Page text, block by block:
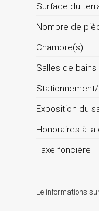
Surface du
Nombre de
Chambre(s)
Salles de
Exposition du
Honoraires à
Taxe foncière
Le informations